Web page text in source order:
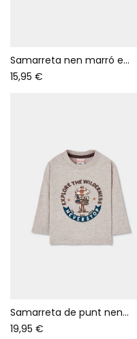
Samarreta nen marró estampat aventura
15,95 €
Samarreta de punt nen beix estampat aventura
19,95 €